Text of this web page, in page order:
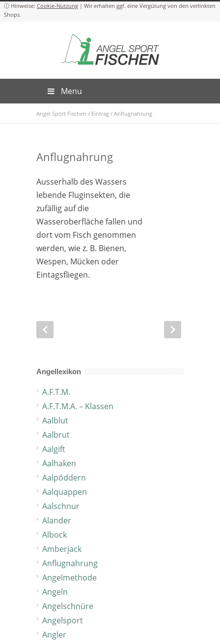
Cookie-Nutzung
Menu
Angel Sport Fischen / Eintrag / Anflugnahrung
Anflugnahrung
Ausserhalb des Wassers
lebende Fluginsekten, die
zufällig auf die
Wasseroberfläche fallen und
dort vom Fisch genommen
werden, wie z. B. Bienen,
Wespen, Mücken oder
Eintagsfliegen.
Angellexikon
A.F.T.M.
A.F.T.M.A. – Klassen
Aalblut
Aalbrut
Aalgift
Aalhaken
Aalpöddern
Aalquappen
Aalschnur
Alander
Albock
Amberjack
Anflugnahrung
Angelmethode
Angeln
Angelschnüre
Angelsport
Angler